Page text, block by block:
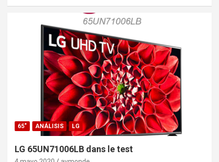
65" ANÁLISIS LG
LG 65UN71006LB dans le test